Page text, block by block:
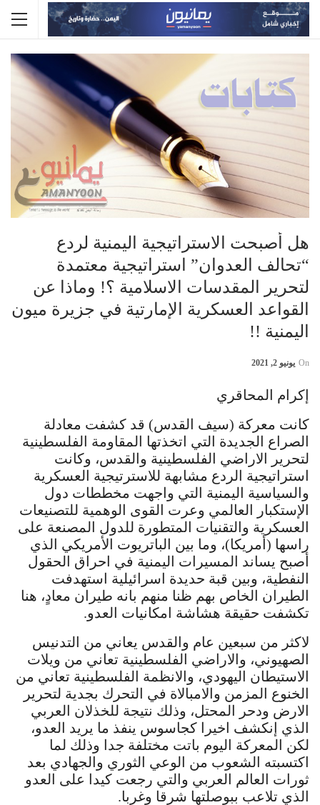
هل أصبحت الاستراتيجية اليمنية لردع
“تحالف العدوان” استراتيجية معتمدة
لتحرير المقدسات الاسلامية ؟! وماذا عن
القواعد العسكرية الإمارتية في جزيرة ميون
اليمنية !!
On يونيو 2, 2021
إكرام المحاقري
كانت معركة (سيف القدس) قد كشفت معادلة
الصراع الجديدة التي اتخذتها المقاومة الفلسطينية
لتحرير الاراضي الفلسطينية والقدس، وكانت
استراتيجية الردع مشابهة للاسترتيجية العسكرية
والسياسية اليمنية التي واجهت مخططات دول
الإستكبار العالمي وعرت القوى الوهمية للتصنيعات
العسكرية والتقنيات المتطورة للدول المصنعة على
راسها (أمريكا)، وما بين الباتريوت الأمريكي الذي
أصبح يساند المسيرات اليمنية في احراق الحقول
النفطية، وبين قبة حديدة اسرائيلية استهدفت
الطيران الخاص بهم ظنا منهم بانه طيران معادٍ، هنا
تكشفت حقيقة هشاشة امكانيات العدو.
لاكثر من سبعين عام والقدس يعاني من التدنيس
الصهيوني، والاراضي الفلسطينية تعاني من ويلات
الاستيطان اليهودي، والانظمة الفلسطينية تعاني من
الخنوع المزمن والامبالاة في التحرك بجدية لتحرير
الارض ودحر المحتل، وذلك نتيجة للخذلان العربي
الذي إنكشف اخيرا كجاسوس ينفذ ما يريد العدو،
لكن المعركة اليوم باتت مختلفة جدا وذلك لما
اكتسبته الشعوب من الوعي الثوري والجهادي بعد
ثورات العالم العربي والتي رجعت كيدا على العدو
الذي تلاعب ببوصلتها شرقا وغربا.